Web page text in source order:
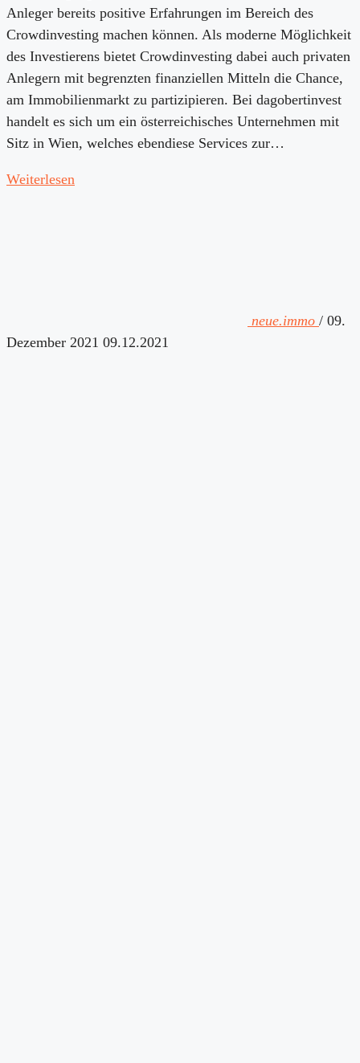
Anleger bereits positive Erfahrungen im Bereich des
Crowdinvesting machen können. Als moderne Möglichkeit
des Investierens bietet Crowdinvesting dabei auch privaten
Anlegern mit begrenzten finanziellen Mitteln die Chance,
am Immobilienmarkt zu partizipieren. Bei dagobertinvest
handelt es sich um ein österreichisches Unternehmen mit
Sitz in Wien, welches ebendiese Services zur…
Weiterlesen
neue.immo / 09.
Dezember 2021 09.12.2021